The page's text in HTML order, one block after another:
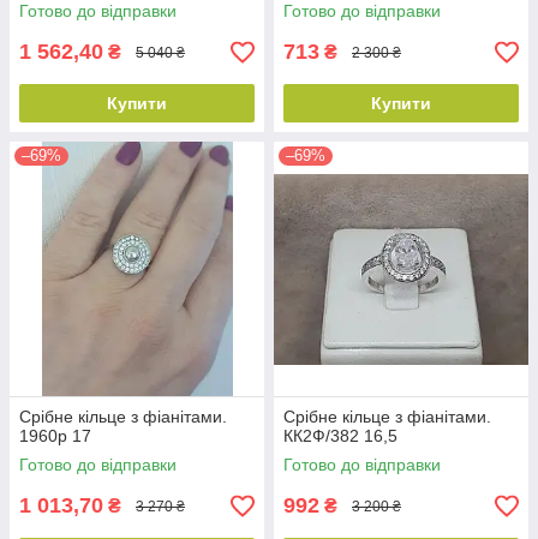
Готово до відправки
1 562,40 ₴ 5 040 ₴
Купити
Готово до відправки
713 ₴ 2 300 ₴
Купити
–69%
Срібне кільце з фіанітами.
1960р 17
Готово до відправки
1 013,70 ₴ 3 270 ₴
–69%
Срібне кільце з фіанітами.
КК2Ф/382 16,5
Готово до відправки
992 ₴ 3 200 ₴